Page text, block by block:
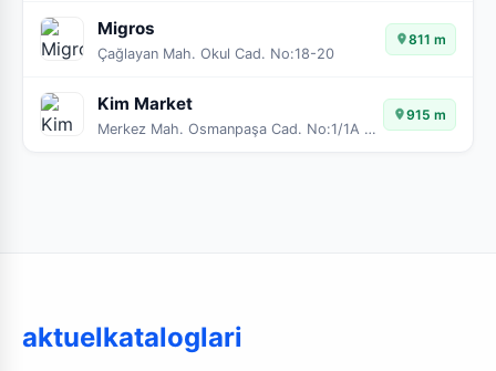
Migros
Çağlayan Mah. Okul Cad. No:18-20
811 m
Kim Market
Merkez Mah. Osmanpaşa Cad. No:1/1A Kağıthane / İSTANBUL
915 m
aktuelkataloglari